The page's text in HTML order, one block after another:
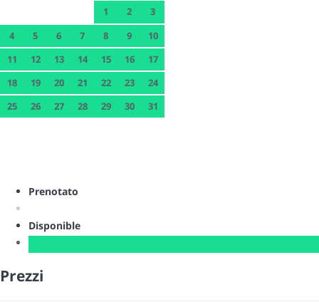
1 2
3
4
5 6 7 8 9
10
11
12 13 14 15 16
17
18
19 20 21 22 23
24
25
26 27 28 29 30 31
Prenotato
Disponible
Prezzi